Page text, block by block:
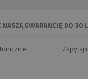
NASZĄ GWARANCJĘ DO 30
Zapytaj